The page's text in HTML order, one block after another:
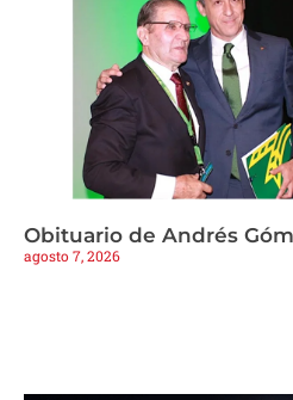
Obituario de Andrés
agosto 7, 2026